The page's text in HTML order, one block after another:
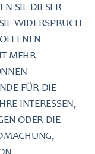
SIE DIESER
WIDERSPRUCH
MEHR
FÜR DIE
INTERESSEN,
ODER DIE